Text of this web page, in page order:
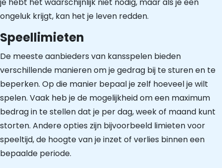
ongeluk krijgt, kan het je leven redden.
Speellimieten
De meeste aanbieders van kansspelen bieden
verschillende manieren om je gedrag bij te sturen en te
beperken. Op die manier bepaal je zelf hoeveel je wilt
spelen. Vaak heb je de mogelijkheid om een maximum
bedrag in te stellen dat je per dag, week of maand kunt
storten. Andere opties zijn bijvoorbeeld limieten voor
speeltijd, de hoogte van je inzet of verlies binnen een
bepaalde periode.